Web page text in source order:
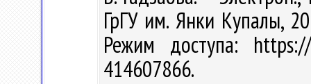
ГрГУ им. Янки Купалы,
Режим доступа:
414607866.